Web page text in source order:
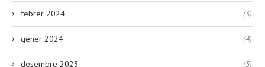
febrer 2024 (3)
gener 2024 (4)
desembre 2023 (5)